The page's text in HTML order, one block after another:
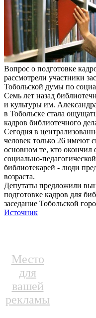
Вопрос о подготовке
рассмотрели участники
Тобольской думы по
Семь лет назад
и культуры им.
в Тобольске стала
кадров библиотечного
Сегодня в
человек только 26 имеют
основном те, кто окончил
социально-
библиотекарей - люди
возраста.
Депутаты предложили
подготовке кадров для
заседание Тобольской
Источник
Место
для
вашей
рекламы